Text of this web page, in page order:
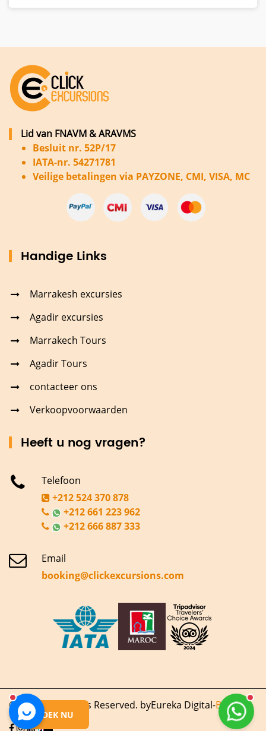
BOEK NU
Lid van FNAVM & ARAVMS
Besluit nr. 52P/17
IATA-nr. 54271781
Veilige betalingen via PAYZONE, CMI, VISA, MC
Handige Links
Marrakesh excursies
Agadir excursies
Marrakech Tours
Agadir Tours
contacteer ons
Verkoopvoorwaarden
Heeft u nog vragen?
Telefoon
+212 524 370 878
+212 661 223 962
+212 666 887 333
Email
booking@clickexcursions.com
© 2020 | All Rights Reserved. byEureka Digital-Blog